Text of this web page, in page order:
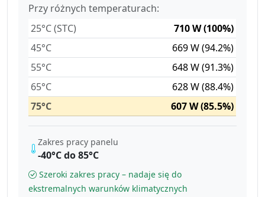
Przy różnych temperaturach:
25°C (STC)
710 W (100%)
45°C
669 W (94.2%)
55°C
648 W (91.3%)
65°C
628 W (88.4%)
75°C
607 W (85.5%)
Zakres pracy panelu
-40°C do 85°C
Szeroki zakres pracy – nadaje się do
ekstremalnych warunków klimatycznych